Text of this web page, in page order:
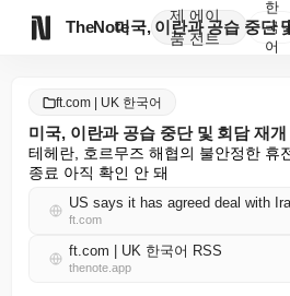
TheNote
제
품
에이
전트
한
국
어
ft.com | UK 한국어
미국, 이란과 공습 중단 및 회담 재
테헤란, 호르무즈 해협의 불안정한 휴
종료 아직 확인 안 돼
ft.com
ft.com | UK 한국어 RSS
thenote.app